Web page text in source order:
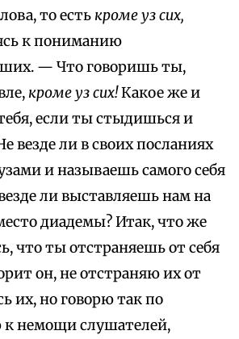
то есть кроме уз сих,
к пониманию
— Что говоришь ты,
кроме уз сих!Какое же и
если ты стыдишься и
везде ли в своих посланиях
и называешь самого себя
ли выставляешь нам на
диадемы? Итак, что же
что ты отстраняешь от себя
он, не отстраняю их от
их, но говорю так по
немощи слушателей,